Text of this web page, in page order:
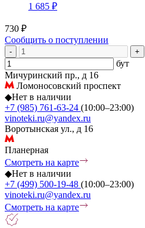
1 685 ₽
730 ₽
Сообщить о поступлении
- +
бут
Мичуринский пр., д 16
Ломоносовский проспект
◆Нет в наличии
+7 (985) 761-63-24 (10:00–23:00)
vinoteki.ru@yandex.ru
Воротынская ул., д 16
Планерная
Смотреть на карте
◆Нет в наличии
+7 (499) 500-19-48 (10:00–23:00)
vinoteki.ru@yandex.ru
Смотреть на карте